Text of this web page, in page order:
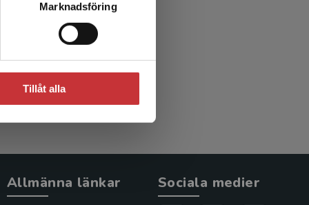
Marknadsföring
Tillåt alla
Allmänna länkar Sociala medier